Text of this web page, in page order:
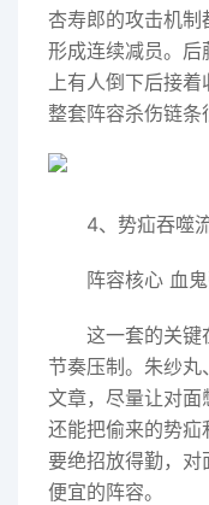
杏寿郎的攻击机制
形成连续减员。后
上有人倒下后接着
整套阵容杀伤链条
4、势疝吞噬
阵容核心 血
这一套的关键
节奏压制。朱纱
文章，尽量让对面
还能把偷来的势疝
要绝招放得勤，
便宜的阵容。